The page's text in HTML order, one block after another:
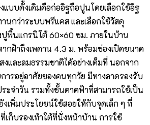
แบบดั้งเดิมคือก่ออิฐถือปูนโดยเลือกใช้อิฐ
นกว่าระบบพรีแคส และเลือกใช้วัสดุ
พื้นแกรนิโต้ 60×60 ซม. ภายในบ้าน
ากฝ้าถึงเพดาน 4.3 ม. พร้อมช่องเปิดขนาด
และลมธรรมชาติได้อย่างเต็มที่ นอกจาก
ารอยู่อาศัยของคนทุกวัย มีทางลาดรองรับ
ะจำวัน รวมทั้งชั้นดาดฟ้าที่สามารถใช้เป็น
เพิ่มประโยชน์ใช้สอยให้กับจุดเล็ก ๆ ที่
เก็บรองเท้าใต้ที่นั่งหน้าบ้าน การใช้